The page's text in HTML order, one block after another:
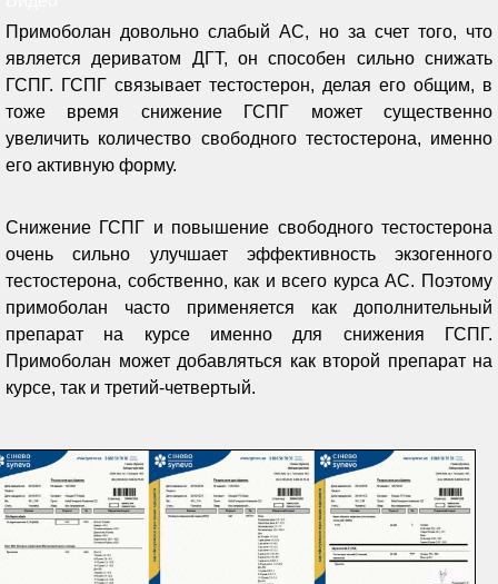
Примоболан довольно слабый АС, но за счет того, что
является дериватом ДГТ, он способен сильно снижать
ГСПГ. ГСПГ связывает тестостерон, делая его общим, в
тоже время снижение ГСПГ может существенно
увеличить количество свободного тестостерона, именно
его активную форму.
Снижение ГСПГ и повышение свободного тестостерона
очень сильно улучшает эффективность экзогенного
тестостерона, собственно, как и всего курса АС. Поэтому
примоболан часто применяется как дополнительный
препарат на курсе именно для снижения ГСПГ.
Примоболан может добавляться как второй препарат на
курсе, так и третий-четвертый.